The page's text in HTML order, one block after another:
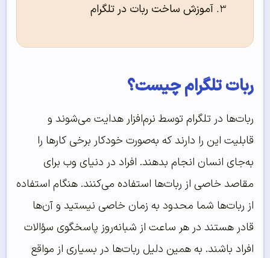
آموزش ساخت ربات در تلگرام
ربات تلگرام چیست؟
ربات‌ها در تلگرام توسط نرم‌افزار هدایت می‌شوند و
قابلیت این را دارند که به‌صورت خودکار برخی کارها را
به‌جای انسان انجام بدهند. افراد در دنیای وب برای
مقاصد خاصی از ربات‌ها استفاده می‌کنند. هنگام استفاده
از ربات‌ها شما محدود به زمان خاصی نیستید و آن‌ها
قادر هستند در هر ساعت از شبانه‌روز پاسخگوی سؤالات
افراد باشند. به همین دلیل ربات‌ها در بسیاری از مواقع